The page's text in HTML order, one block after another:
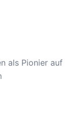
als Pionier auf